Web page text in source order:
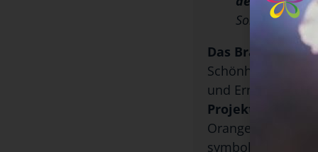
Das
Schönheit der
und
Projekt
Orangen und
symbolträchtigen